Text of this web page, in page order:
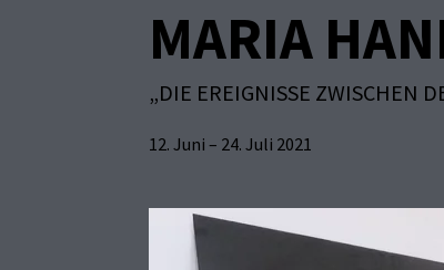
MARIA
„DIE EREIGNISSE ZWISCHEN
12. Juni – 24. Juli 2021